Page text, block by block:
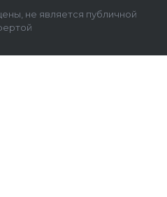
не является публичной